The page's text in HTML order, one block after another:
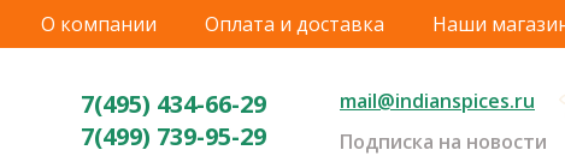
О компании Оплата и доставка Наши
7(495) 434-66-29
7(499) 739-95-29
mail@indianspices.ru
Подписка на новости